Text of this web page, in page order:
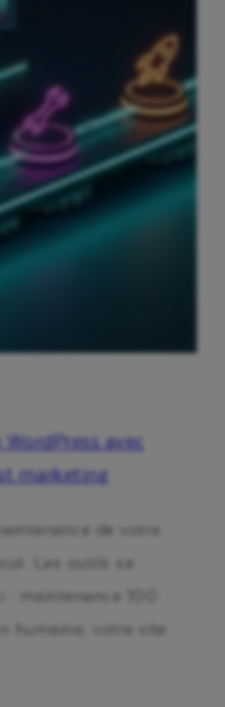
avec
marketing
de votre
Les outils se
: maintenance 100
humaine, votre site